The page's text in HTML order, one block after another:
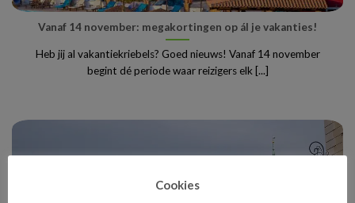
Vanaf 14 november: megakortingen op ál je vakanties!
Heb jij al vakantiekriebels? Goed nieuws! Vanaf 14 november
begint dé periode waar reizigers elk [...]
Cookies